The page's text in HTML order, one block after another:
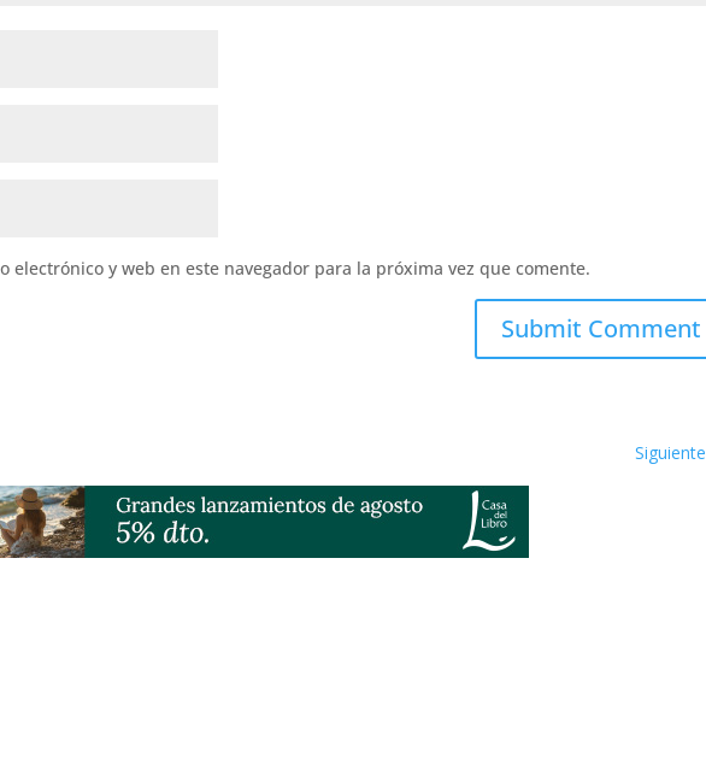
electrónico y web en este navegador para la próxima vez que comente.
Submit Comment
Siguiente